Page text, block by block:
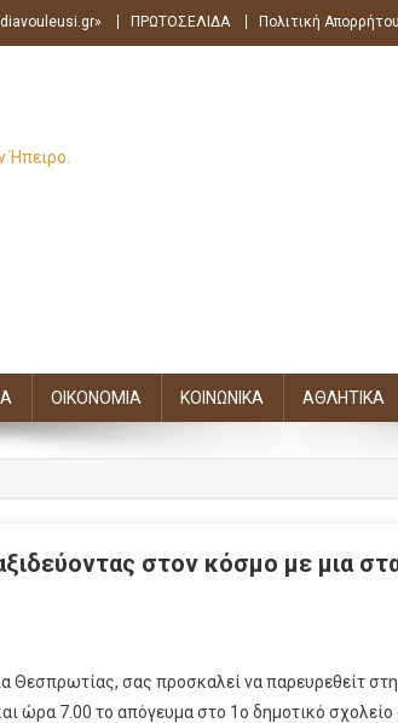
ΠΡΩΤΟΣΕΛΙΔΑ Πολιτική Απορρήτου
Ήπειρο.
ΟΙΚΟΝΟΜΙΑ ΚΟΙΝΩΝΙΚΑ ΑΘΛΗΤΙΚΑ
στον κόσμο με μια
σας προσκαλεί να παρευρεθείτ
ώρα 7.00 το απόγευμα στο 1ο δημοτικό σχολείο